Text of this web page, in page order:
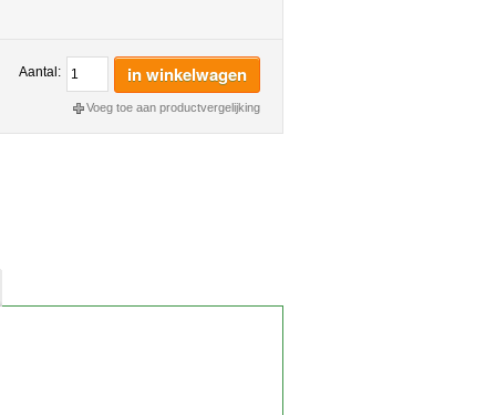
Aantal: in winkelwagen
Voeg toe aan productvergelijking